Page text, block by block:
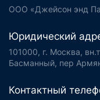
ООО «Джейсон энд
Юридический
101000, г. Москва,
Басманный, пер
Контактный